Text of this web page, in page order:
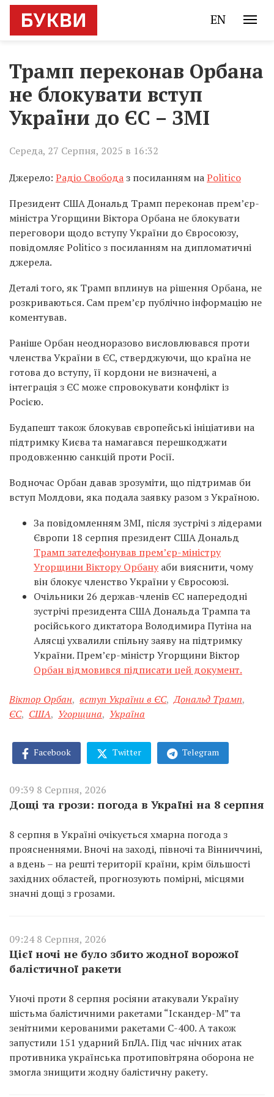
EN
Трамп переконав Орбана
не блокувати вступ
України до ЄС – ЗМІ
Середа, 27 Серпня, 2025 в 16:32
Джерело: Радіо Свободаз посиланням наPolitico
Президент США Дональд Трамп переконав прем’єр-
міністра Угорщини Віктора Орбана не блокувати
переговори щодо вступу України до Євросоюзу,
повідомляє Politico з посиланням на дипломатичні
джерела.
Деталі того, як Трамп вплинув на рішення Орбана, не
розкриваються. Сам прем’єр публічно інформацію не
коментував.
Раніше Орбан неодноразово висловлювався проти
членства України в ЄС, стверджуючи, що країна не
готова до вступу, її кордони не визначені, а
інтеграція з ЄС може спровокувати конфлікт із
Росією.
Будапешт також блокував європейські ініціативи на
підтримку Києва та намагався перешкоджати
продовженню санкцій проти Росії.
Водночас Орбан давав зрозуміти, що підтримав би
вступ Молдови, яка подала заявку разом з Україною.
За повідомленням ЗМІ, після зустрічі з лідерами
Європи 18 серпня президент США Дональд
Трамп зателефонував прем’єр-міністру
Угорщини Віктору Орбану аби вияснити, чому
він блокує членство України у Євросоюзі.
Очільники 26 держав-членів ЄС напередодні
зустрічі президента США Дональда Трампа та
російського диктатора Володимира Путіна на
Алясці ухвалили спільну заяву на підтримку
України. Прем’єр-міністр Угорщини Віктор
Орбан відмовився підписати цей документ.
Віктор Орбан, вступ України в ЄС, Дональд Трамп,
ЄС, США, Угорщина, Україна
Facebook Twitter Telegram
09:39 8 Серпня, 2026
Дощі та грози: погода в Україні на 8 серпня
8 серпня в Україні очікується хмарна погода з
проясненнями. Вночі на заході, півночі та Вінниччині,
а вдень – на решті території країни, крім більшості
західних областей, прогнозують помірні, місцями
значні дощі з грозами.
09:24 8 Серпня, 2026
Цієї ночі не було збито жодної ворожої
балістичної ракети
Уночі проти 8 серпня росіяни атакували Україну
шістьма балістичними ракетами “Іскандер-М” та
зенітними керованими ракетами С-400. А також
запустили 151 ударний БпЛА. Під час нічних атак
противника українська протиповітряна оборона не
змогла знищити жодну балістичну ракету.